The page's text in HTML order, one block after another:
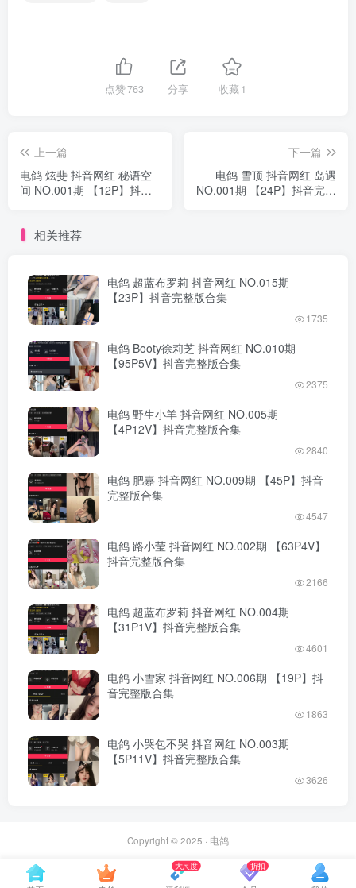
点赞763 分享 收藏1
上一篇
电鸽 炫斐 抖音网红 秘语空
间 NO.001期 【12P】抖音
下一篇
电鸽 雪顶 抖音网红 岛遇
NO.001期 【24P】抖音完整
相关推荐
电鸽 超蓝布罗莉 抖音网红 NO.015期
【23P】抖音完整版合集
1735
电鸽 Booty徐莉芝 抖音网红 NO.010期
【95P5V】抖音完整版合集
2375
电鸽 野生小羊 抖音网红 NO.005期
【4P12V】抖音完整版合集
2840
电鸽 肥嘉 抖音网红 NO.009期 【45P】抖音
完整版合集
4547
电鸽 路小莹 抖音网红 NO.002期 【63P4V】
抖音完整版合集
2166
电鸽 超蓝布罗莉 抖音网红 NO.004期
【31P1V】抖音完整版合集
4601
电鸽 小雪家 抖音网红 NO.006期 【19P】抖
音完整版合集
1863
电鸽 小哭包不哭 抖音网红 NO.003期
【5P11V】抖音完整版合集
3626
Copyright © 2025 · 电鸽
大尺度 折扣